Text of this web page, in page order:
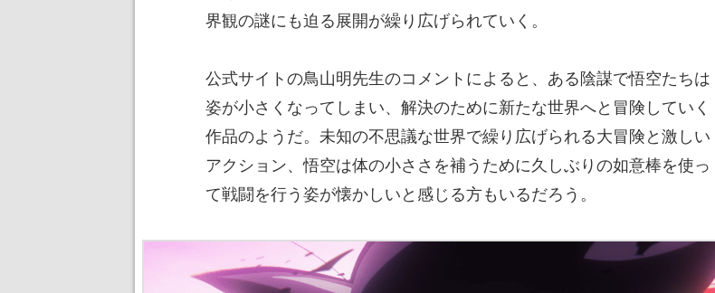
界観の謎にも迫る展開が繰り広げられていく。
公式サイトの鳥山明先生のコメントによると、ある陰謀で悟空たちは
姿が小さくなってしまい、解決のために新たな世界へと冒険していく
作品のようだ。未知の不思議な世界で繰り広げられる大冒険と激しい
アクション、悟空は体の小ささを補うために久しぶりの如意棒を使っ
て戦闘を行う姿が懐かしいと感じる方もいるだろう。